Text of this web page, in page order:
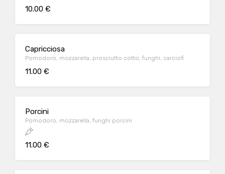
10.00 €
Capricciosa
Pomodoro, mozzarella, prosciutto cotto, funghi, carciofi
11.00 €
Porcini
Pomodoro, mozzarella, funghi porcini
11.00 €